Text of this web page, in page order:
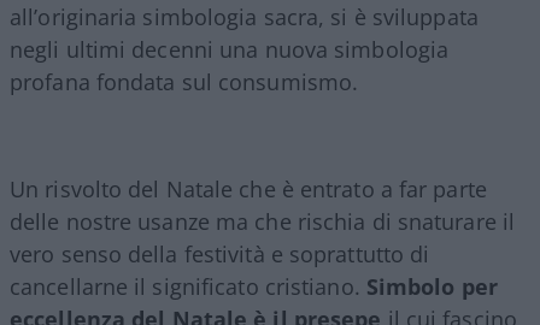
all’originaria simbologia sacra, si è sviluppata
negli ultimi decenni una nuova simbologia
profana fondata sul consumismo.
Un risvolto del Natale che è entrato a far parte
delle nostre usanze ma che rischia di snaturare il
vero senso della festività e soprattutto di
cancellarne il significato cristiano. Simbolo per
eccellenza del Natale è il presepe il cui fascino